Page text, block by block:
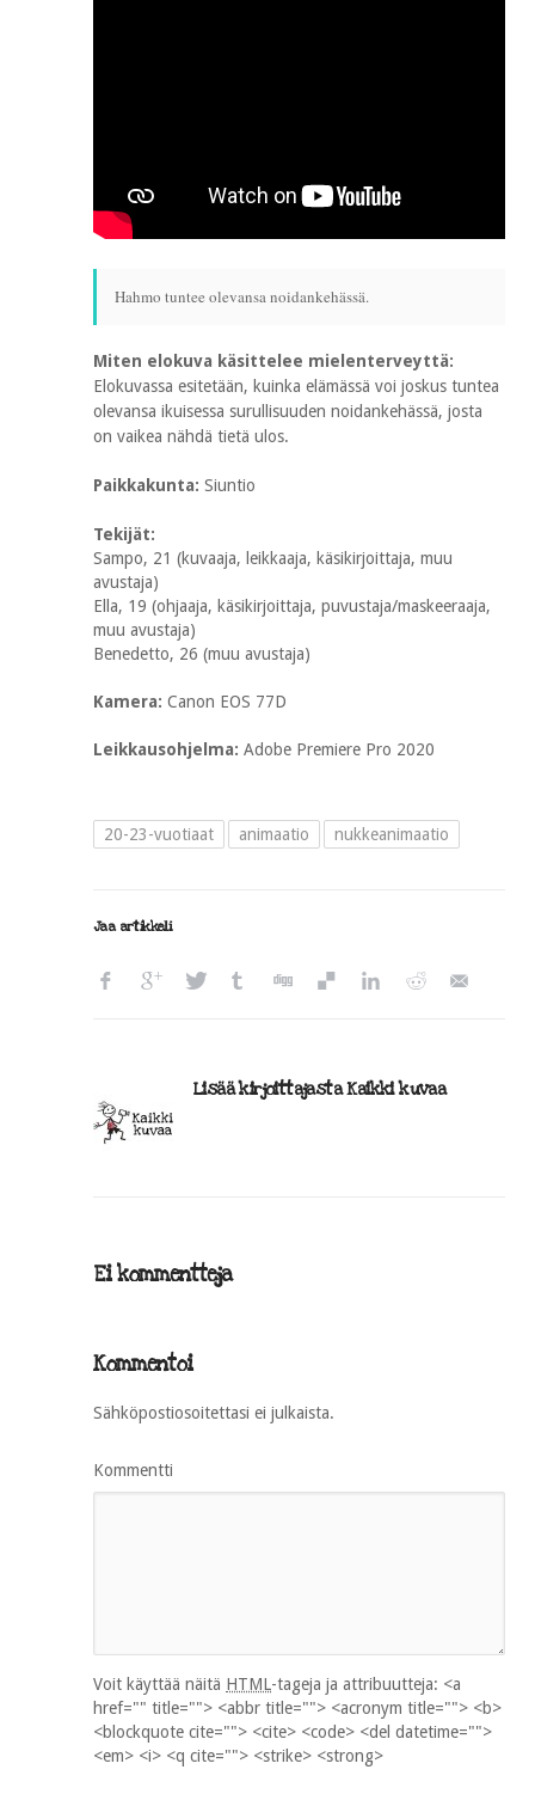
Hahmo tuntee olevansa noidankehässä.
Miten elokuva käsittelee mielenterveyttä:
Elokuvassa esitetään, kuinka elämässä voi joskus tuntea
olevansa ikuisessa surullisuuden noidankehässä, josta
on vaikea nähdä tietä ulos.
Paikkakunta: Siuntio
Tekijät:
Sampo, 21 (kuvaaja, leikkaaja, käsikirjoittaja, muu
avustaja)
Ella, 19 (ohjaaja, käsikirjoittaja, puvustaja/maskeeraaja,
muu avustaja)
Benedetto, 26 (muu avustaja)
Kamera: Canon EOS 77D
Leikkausohjelma: Adobe Premiere Pro 2020
20-23-vuotiaat animaatio nukkeanimaatio
Jaa artikkeli
Lisää kirjoittajasta Kaikki kuvaa
Ei kommentteja
Kommentoi
Sähköpostiosoitettasi ei julkaista.
Kommentti
Voit käyttää näitä HTML-tageja ja attribuutteja: <a
href="" title=""> <abbr title=""> <acronym title=""> <b>
<blockquote cite=""> <cite> <code> <del datetime="">
<em> <i> <q cite=""> <strike> <strong>